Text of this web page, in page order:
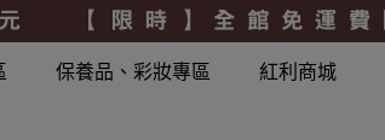
保養品、彩妝專區 紅利商城